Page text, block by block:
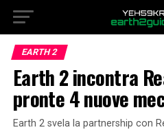
EARTH 2
Earth 2 incontra
pronte 4 nuove
Earth 2 svela la partnership con